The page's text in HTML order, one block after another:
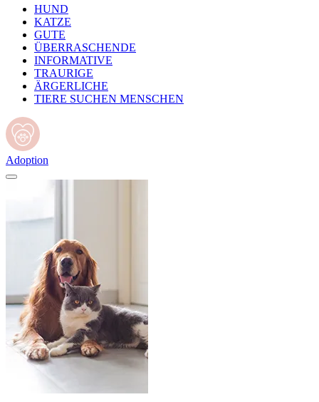
HUND
KATZE
GUTE
ÜBERRASCHENDE
INFORMATIVE
TRAURIGE
ÄRGERLICHE
TIERE SUCHEN MENSCHEN
Adoption